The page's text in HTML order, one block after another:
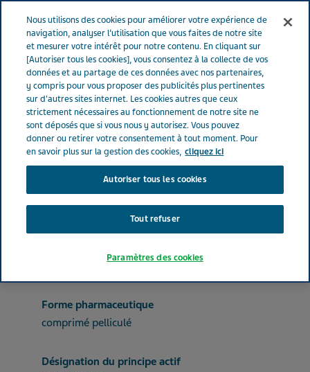
Menu
France Nos Produits
LAMIVUDINE TEVA PHARMA BV® 150 mg
(bte de 60)
LAMIVUDINE TEVA
PHARMA BV® 150 mg (bte
de 60)
Forme pharmaceutique
comprimé pelliculé
Désignation du principe actif
Nous utilisons des cookies pour améliorer votre expérience de
navigation, analyser l’utilisation que vous faites de notre site
et mesurer votre intérêt pour notre contenu. En cliquant sur
[Autoriser tous les cookies], vous consentez à la collecte de vos
données et au partage de ces données avec nos partenaires,
y compris pour vous proposer des publicités plus pertinentes
sur d'autres sites internet. Les cookies autres que ceux
strictement nécessaires au fonctionnement de notre site ne
sont déposés que si vous nous y autorisez. Vous pouvez
donner ou retirer votre consentement à tout moment. Pour
en savoir plus sur la gestion des cookies, cliquez ici
Autoriser tous les cookies
Tout refuser
Paramètres des cookies